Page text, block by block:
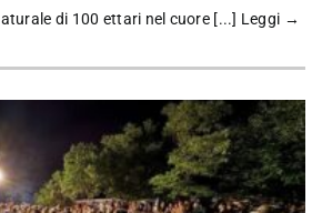
di 100 ettari nel cuore [...] Leggi →